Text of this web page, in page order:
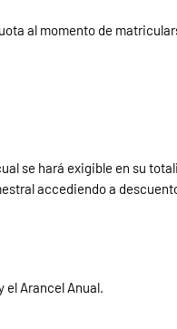
al momento de
se hará exigible en su
accediendo a
el Arancel Anual.